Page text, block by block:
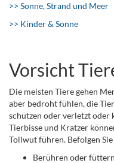
>> Sonne, Strand und Meer
>> Kinder & Sonne
Vorsicht
Die meisten Tiere gehen
aber bedroht fühlen, die
schützen oder verletzt oder
Tierbisse und Kratzer
Tollwut führen. Befolgen
Berühren oder